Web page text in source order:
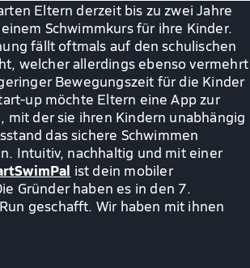
Eltern derzeit bis zu zwei Jahre
Schwimmkurs für ihre Kinder.
fällt oftmals auf den schulischen
welcher allerdings ebenso vermehrt
Bewegungszeit für die Kinder
up möchte Eltern eine App zur
mit der sie ihren Kindern unabhängig
das sichere Schwimmen
Intuitiv, nachhaltig und mit einer
ist dein mobiler
Gründer haben es in den 7.
geschafft. Wir haben mit ihnen